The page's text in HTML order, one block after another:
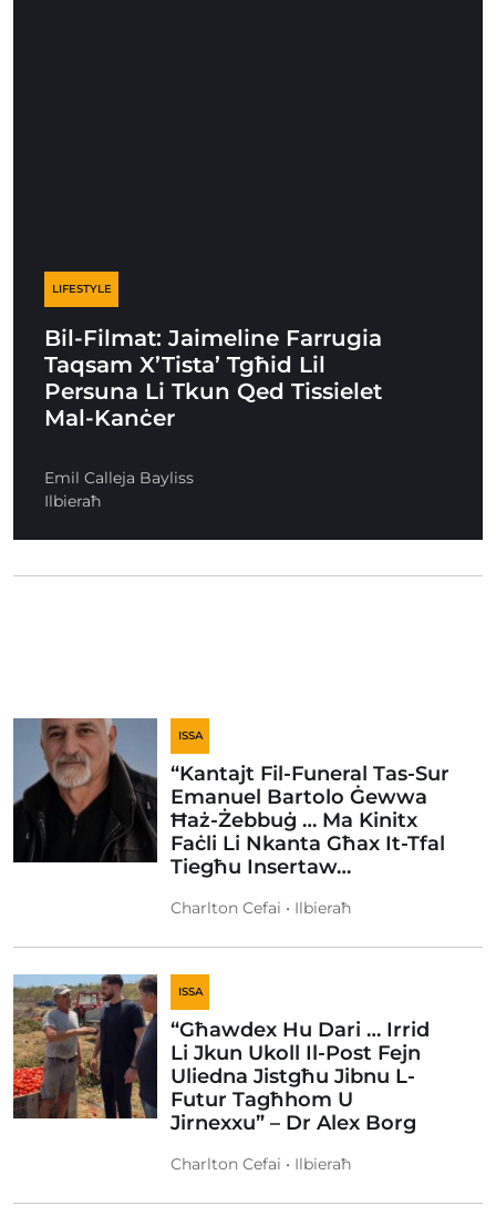
LIFESTYLE
Bil-Filmat: Jaimeline Farrugia
Taqsam X’Tista’ Tgħid Lil
Persuna Li Tkun Qed Tissielet
Mal-Kanċer
Emil Calleja Bayliss
Ilbieraħ
ISSA
“Kantajt Fil-Funeral Tas-Sur
Emanuel Bartolo Ġewwa
Ħaż-Żebbuġ … Ma Kinitx
Faċli Li Nkanta Għax It-Tfal
Tiegħu Insertaw…
Charlton Cefai • Ilbieraħ
ISSA
“Għawdex Hu Dari … Irrid
Li Jkun Ukoll Il-Post Fejn
Uliedna Jistgħu Jibnu L-
Futur Tagħhom U
Jirnexxu” – Dr Alex Borg
Charlton Cefai • Ilbieraħ